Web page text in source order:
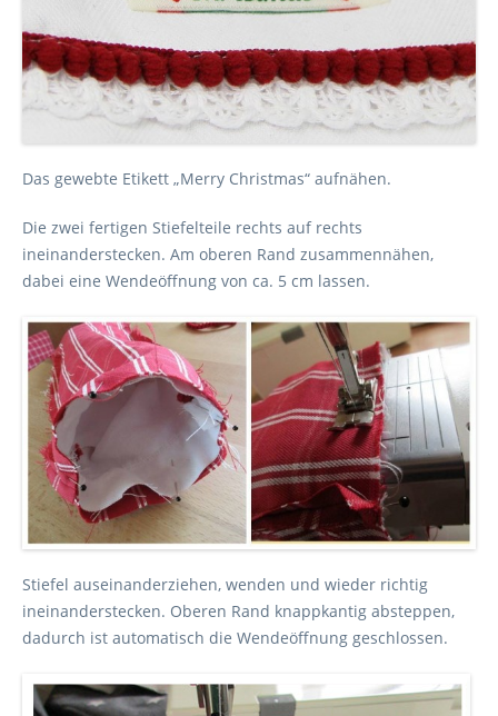
Das gewebte Etikett „Merry Christmas“ aufnähen.
Die zwei fertigen Stiefelteile rechts auf rechts
ineinanderstecken. Am oberen Rand zusammennähen,
dabei eine Wendeöffnung von ca. 5 cm lassen.
Stiefel auseinanderziehen, wenden und wieder richtig
ineinanderstecken. Oberen Rand knappkantig absteppen,
dadurch ist automatisch die Wendeöffnung geschlossen.